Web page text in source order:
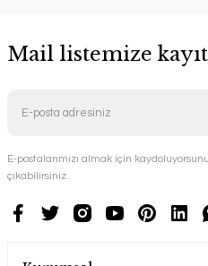
Mail listemize
E-postalarımızı almak için
çıkabilirsiniz.